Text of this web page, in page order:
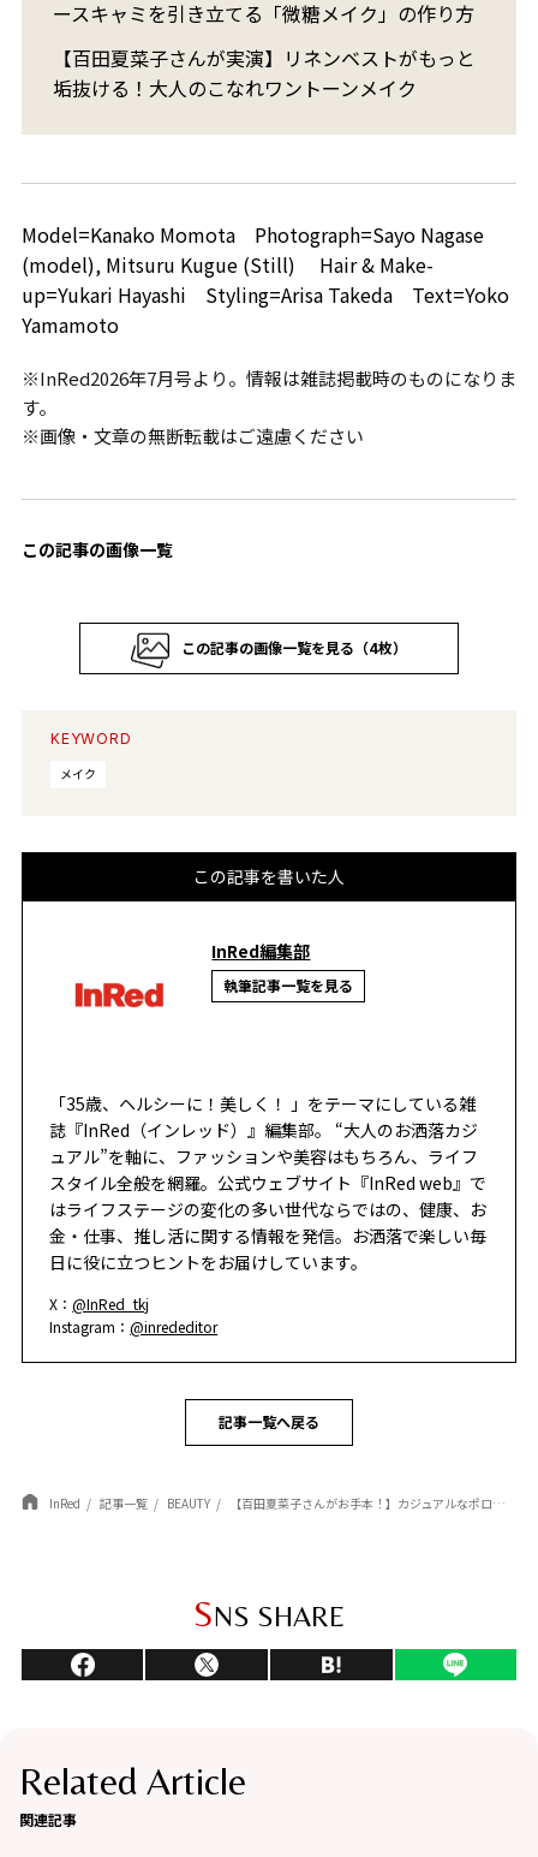
ースキャミを引き立てる「微糖メイク」の作り方
【百田夏菜子さんが実演】リネンベストがもっと
垢抜ける！大人のこなれワントーンメイク
Model=Kanako Momota Photograph=Sayo Nagase
(model), Mitsuru Kugue (Still) Hair & Make-
up=Yukari Hayashi Styling=Arisa Takeda Text=Yoko
Yamamoto
※InRed2026年7月号より。情報は雑誌掲載時のものになりま
す。
※画像・文章の無断転載はご遠慮ください
この記事の画像一覧
この記事の画像一覧を見る（4枚）
KEYWORD
メイク
この記事を書いた人
InRed編集部
執筆記事一覧を見る
「35歳、ヘルシーに！美しく！ 」をテーマにしている雑
誌『InRed（インレッド）』編集部。 “大人のお洒落カジ
ュアル”を軸に、ファッションや美容はもちろん、ライフ
スタイル全般を網羅。公式ウェブサイト『InRed web』で
はライフステージの変化の多い世代ならではの、健康、お
金・仕事、推し活に関する情報を発信。お洒落で楽しい毎
日に役に立つヒントをお届けしています。
X：@InRed_tkj
Instagram：@inrededitor
記事一覧へ戻る
InRed 記事一覧 BEAUTY 【百田夏菜子さんがお手本！】カジュアルなポロシャツが一気にこなれる「ダブルチーク」の入れ方
SNS SHARE
Related Article
関連記事